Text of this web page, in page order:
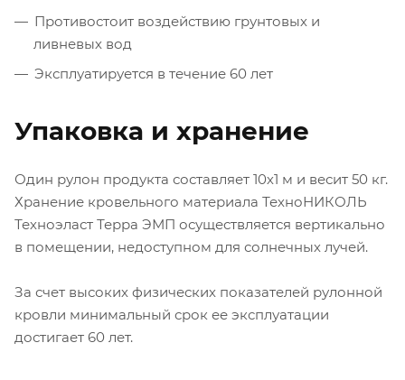
Противостоит воздействию грунтовых и
ливневых вод
Эксплуатируется в течение 60 лет
Упаковка и хранение
Один рулон продукта составляет 10х1 м и весит 50 кг.
Хранение кровельного материала ТехноНИКОЛЬ
Техноэласт Терра ЭМП осуществляется вертикально
в помещении, недоступном для солнечных лучей.
За счет высоких физических показателей рулонной
кровли минимальный срок ее эксплуатации
достигает 60 лет.